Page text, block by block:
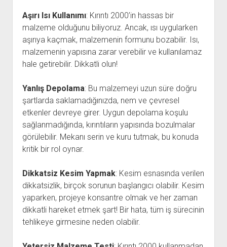
Aşırı Isı Kullanımı: Kırıntı 2000’in hassas bir
malzeme olduğunu biliyoruz. Ancak, ısı uygularken
aşırıya kaçmak, malzemenin formunu bozabilir. Isı,
malzemenin yapısına zarar verebilir ve kullanılamaz
hale getirebilir. Dikkatli olun!
Yanlış Depolama: Bu malzemeyi uzun süre doğru
şartlarda saklamadığınızda, nem ve çevresel
etkenler devreye girer. Uygun depolama koşulu
sağlanmadığında, kırıntıların yapısında bozulmalar
görülebilir. Mekanı serin ve kuru tutmak, bu konuda
kritik bir rol oynar.
Dikkatsiz Kesim Yapmak: Kesim esnasında verilen
dikkatsizlik, birçok sorunun başlangıcı olabilir. Kesim
yaparken, projeye konsantre olmak ve her zaman
dikkatli hareket etmek şart! Bir hata, tüm iş sürecinin
tehlikeye girmesine neden olabilir.